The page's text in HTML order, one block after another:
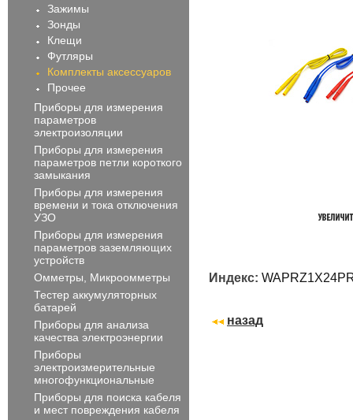
Зажимы
Зонды
Клещи
Футляры
Комплекты аксессуаров
Прочее
Приборы для измерения
параметров
электроизоляции
Приборы для измерения
параметров петли короткого
замыкания
Приборы для измерения
времени и тока отключения
УЗО
Приборы для измерения
параметров заземляющих
устройств
Омметры, Микроомметры
Тестер аккумуляторных
батарей
Приборы для анализа
качества электроэнергии
Приборы
электроизмерительные
многофункциональные
Приборы для поиска кабеля
и мест повреждения кабеля
Индекс:
назад